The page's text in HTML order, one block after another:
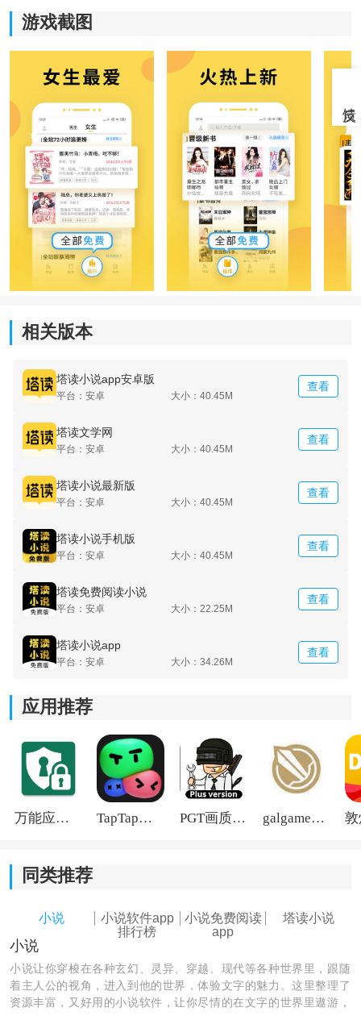
《塔读小说》软件特色：
1.可以随意切换阅读色彩，总有主题风格可以满足你。
2.还有全局夜间模式，这样您就不必担心夜间阅读会损害
您的眼睛。
3.高质量阅读体验，流畅的阅读效果体验，阅读页面翻转
触屏滑动更流畅。
4.自动翻页功能实现个性化阅读，支持TXT，EPUB，
RAR，UMD等文本格式，无需网络阅读。
5.独特的低流量设计使您阅读书籍时无后顾之忧，设置更
新书籍实时提示，提供更贴心的服务。
《塔读小说》软件优势：
1.优化下载速度，离线缓存在线阅读，性能稳定，速度极
游戏截图
相关版本
塔读小说app安卓版
平台：安卓 大小：40.45M
查看
塔读文学网
平台：安卓 大小：40.45M
查看
塔读小说最新版
平台：安卓 大小：40.45M
查看
塔读小说手机版
平台：安卓 大小：40.45M
查看
塔读免费阅读小说
平台：安卓 大小：22.25M
查看
塔读小说app
平台：安卓 大小：34.26M
查看
应用推荐
万能应用隐藏 TapTap国际版2026 PGT画质助手旧版 galgame游戏盒子2026
同类推荐
小说
小说软件app
排行榜
小说免费阅读
app
塔读小说
小说
小说让你穿梭在各种玄幻、灵异、穿越、现代等各种世界里，跟随
着主人公的视角，进入到他的世界，体验文字的魅力。这里整理了
资源丰富，又好用的小说软件，让你尽情的在文字的世界里遨游，